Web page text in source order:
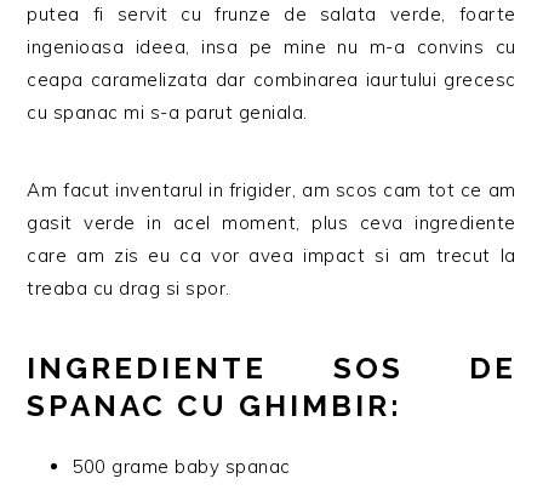
putea fi servit cu frunze de salata verde, foarte
ingenioasa ideea, insa pe mine nu m-a convins cu
ceapa caramelizata dar combinarea iaurtului grecesc
cu spanac mi s-a parut geniala.
Am facut inventarul in frigider, am scos cam tot ce am
gasit verde in acel moment, plus ceva ingrediente
care am zis eu ca vor avea impact si am trecut la
treaba cu drag si spor.
INGREDIENTE SOS DE
SPANAC CU GHIMBIR:
500 grame baby spanac